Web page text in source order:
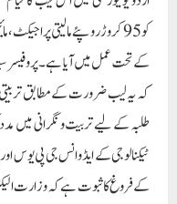
کو 95 کروڑ روپئے مالیتی
کے تحت عمل میں آیا ہے۔ پروفیسر
کہ یہ لیب ضرورت کے مطابق تربیتی
طلبہ کے لیے تربیت و نگرانی
ٹیکنالوجی کے ایڈوانس جی پی یوس اور
کے فروغ کا ثبوت ہے کہ وزارت